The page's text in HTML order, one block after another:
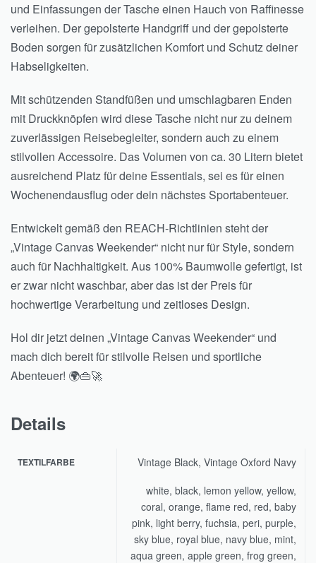
und Einfassungen der Tasche einen Hauch von Raffinesse
verleihen. Der gepolsterte Handgriff und der gepolsterte
Boden sorgen für zusätzlichen Komfort und Schutz deiner
Habseligkeiten.
Mit schützenden Standfüßen und umschlagbaren Enden
mit Druckknöpfen wird diese Tasche nicht nur zu deinem
zuverlässigen Reisebegleiter, sondern auch zu einem
stilvollen Accessoire. Das Volumen von ca. 30 Litern bietet
ausreichend Platz für deine Essentials, sei es für einen
Wochenendausflug oder dein nächstes Sportabenteuer.
Entwickelt gemäß den REACH-Richtlinien steht der
„Vintage Canvas Weekender“ nicht nur für Style, sondern
auch für Nachhaltigkeit. Aus 100% Baumwolle gefertigt, ist
er zwar nicht waschbar, aber das ist der Preis für
hochwertige Verarbeitung und zeitloses Design.
Hol dir jetzt deinen „Vintage Canvas Weekender“ und
mach dich bereit für stilvolle Reisen und sportliche
Abenteuer! 🌍👜🚀
Details
TEXTILFARBE
Vintage Black, Vintage Oxford Navy
white, black, lemon yellow, yellow,
coral, orange, flame red, red, baby
pink, light berry, fuchsia, peri, purple,
sky blue, royal blue, navy blue, mint,
aqua green, apple green, frog green,